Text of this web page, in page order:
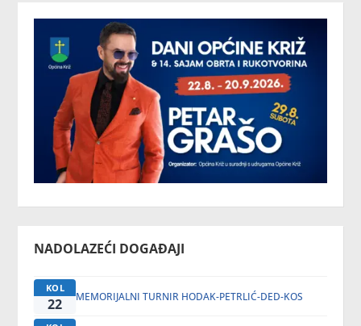
NADOLAZEĆI DOGAĐAJI
KOL
22 MEMORIJALNI TURNIR HODAK-PETRLIĆ-DED-KOS